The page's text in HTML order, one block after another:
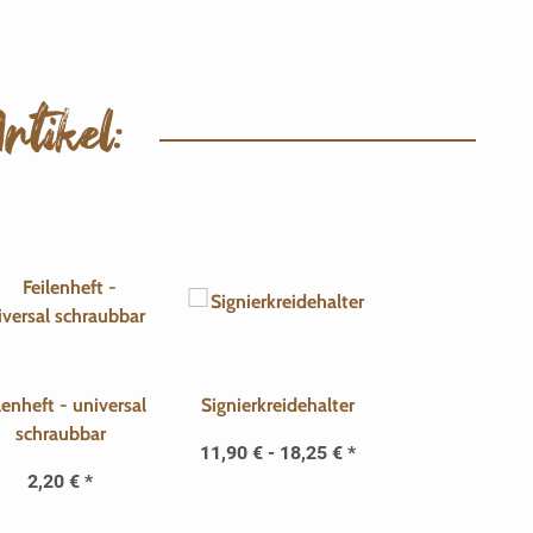
- universal
schraubbar
2,20 € *
Signierkreidehalter
11,90 € - 18,25 € *